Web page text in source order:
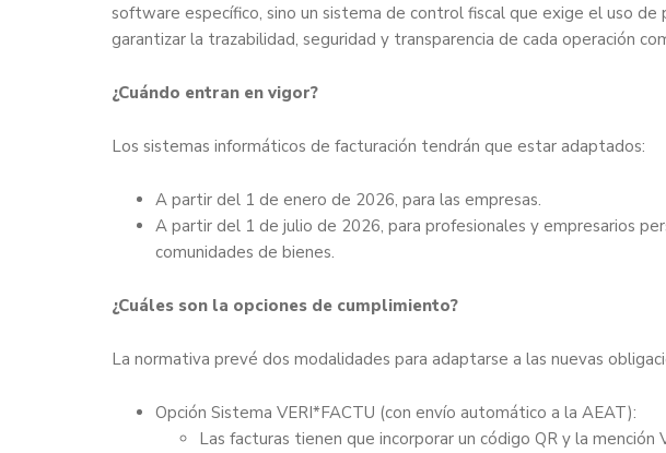
software específico, sino un sistema de control fiscal que exige el uso de
garantizar la trazabilidad, seguridad y transparencia de cada operación
¿Cuándo entran en vigor?
Los sistemas informáticos de facturación tendrán que estar adaptados:
A partir del 1 de enero de 2026, para las empresas.
A partir del 1 de julio de 2026, para profesionales y empresarios
comunidades de bienes.
¿Cuáles son la opciones de cumplimiento?
La normativa prevé dos modalidades para adaptarse a las nuevas
Opción Sistema VERI*FACTU (con envío automático a la AEAT):
Las facturas tienen que incorporar un código QR y la mención